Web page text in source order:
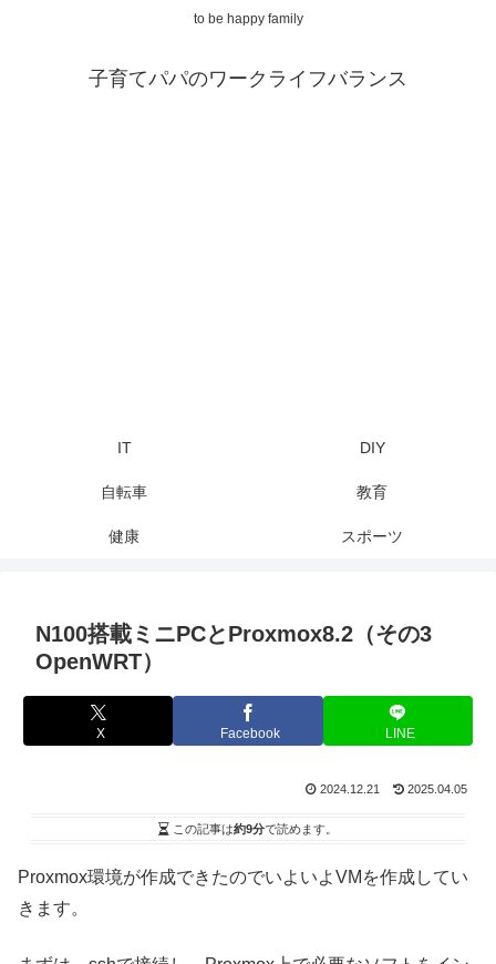
to be happy family
子育てパパのワークライフバランス
IT DIY
自転車 教育
健康 スポーツ
N100搭載ミニPCとProxmox8.2（その3
OpenWRT）
X Facebook LINE
2024.12.21 2025.04.05
この記事は約9分で読めます。
Proxmox環境が作成できたのでいよいよVMを作成してい
きます。